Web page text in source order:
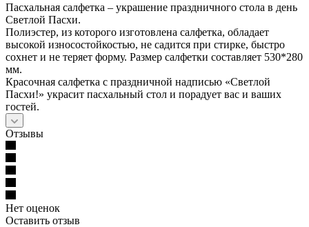
Пасхальная салфетка – украшение праздничного стола в день
Светлой Пасхи.
Полиэстер, из которого изготовлена салфетка, обладает
высокой износостойкостью, не садится при стирке, быстро
сохнет и не теряет форму. Размер салфетки составляет 530*280
мм.
Красочная салфетка с праздничной надписью «Светлой
Пасхи!» украсит пасхальный стол и порадует вас и ваших
гостей.
Отзывы
Нет оценок
Оставить отзыв